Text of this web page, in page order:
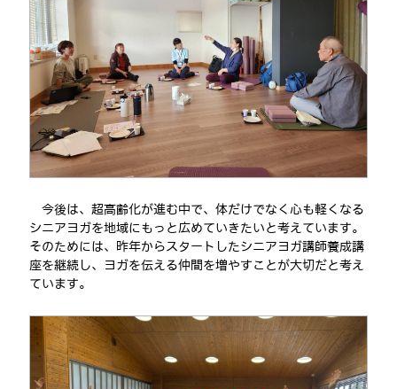
今後は、超高齢化が進む中で、体だけでなく心も軽くなる
シニアヨガを地域にもっと広めていきたいと考えています。
そのためには、昨年からスタートしたシニアヨガ講師養成講
座を継続し、ヨガを伝える仲間を増やすことが大切だと考え
ています。